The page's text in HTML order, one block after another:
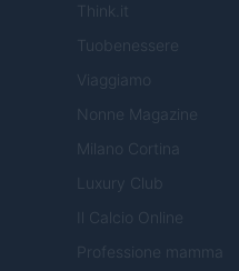
Think.it
Tuobenessere
Viaggiamo
Nonne Magazine
Milano Cortina
Luxury Club
Il Calcio Online
Professione mamma